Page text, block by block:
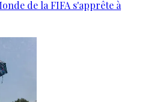
de la FIFA s'apprête à